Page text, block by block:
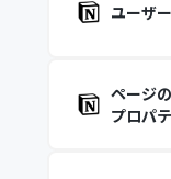
ユーザ
ページ
プロパテ